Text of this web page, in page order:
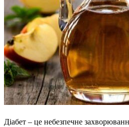
Діабет – це небезпечне